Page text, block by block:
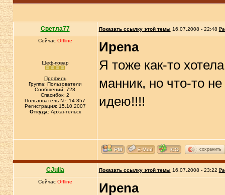
Светла77 Показать ссылку этой темы 16.07.2008 - 22:48
Сейчас Offline
Шеф-повар
Профиль
Группа: Пользователи
Сообщений: 728
Спасибок: 2
Пользователь №: 14 857
Регистрация: 15.10.2007
Откуда:Архангельск
Иpena
Я тоже как-то
манник, но что-то
идею!!!!
сохранить
CJulia Показать ссылку этой темы 16.07.2008 - 23:22
Сейчас Offline
Иpena